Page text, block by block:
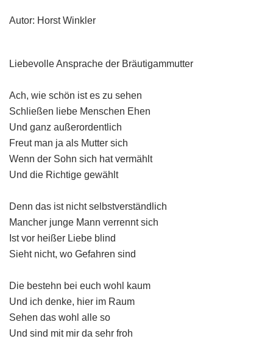
Autor: Horst Winkler
Liebevolle Ansprache der Bräutigammutter
Ach, wie schön ist es zu sehen
Schließen liebe Menschen Ehen
Und ganz außerordentlich
Freut man ja als Mutter sich
Wenn der Sohn sich hat vermählt
Und die Richtige gewählt
Denn das ist nicht selbstverständlich
Mancher junge Mann verrennt sich
Ist vor heißer Liebe blind
Sieht nicht, wo Gefahren sind
Die bestehn bei euch wohl kaum
Und ich denke, hier im Raum
Sehen das wohl alle so
Und sind mit mir da sehr froh